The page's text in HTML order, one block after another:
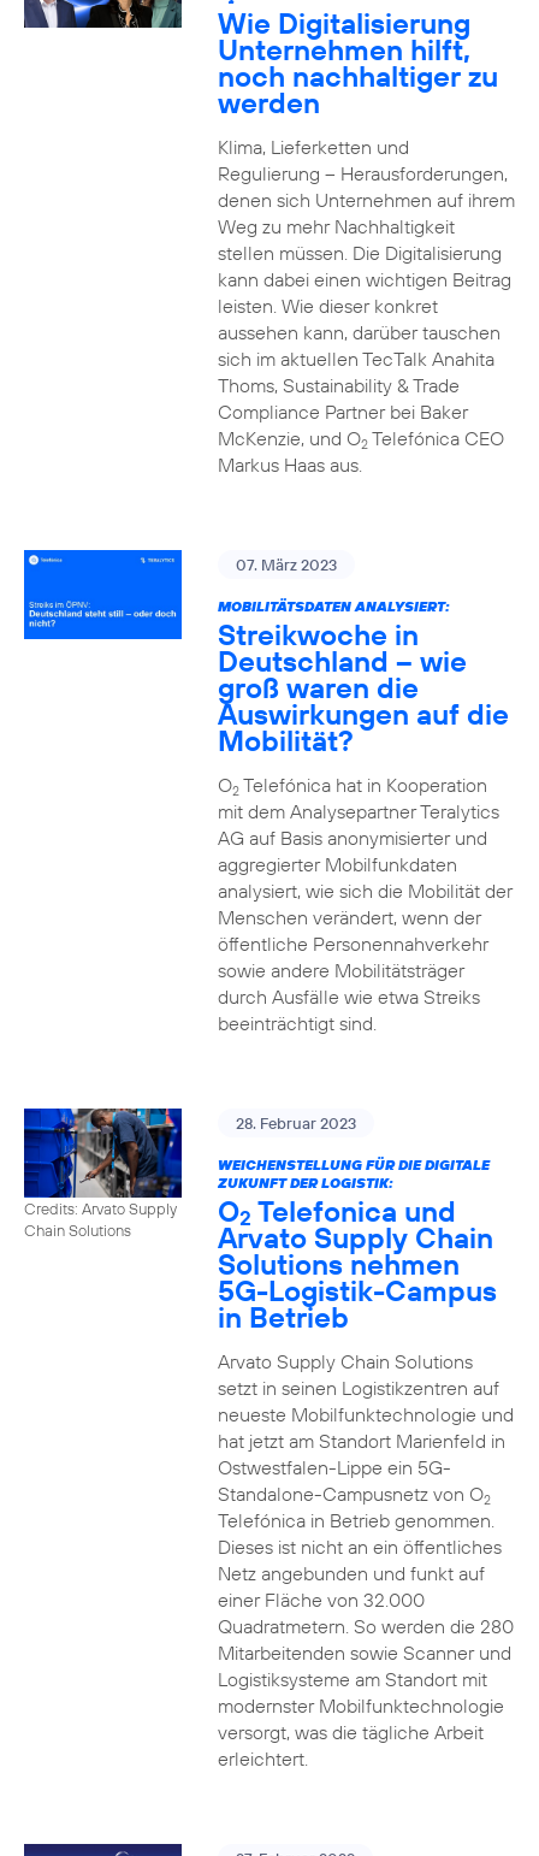
Wie Digitalisierung
Unternehmen hilft,
noch nachhaltiger zu
werden
Klima, Lieferketten und
Regulierung – Herausforderungen,
denen sich Unternehmen auf ihrem
Weg zu mehr Nachhaltigkeit
stellen müssen. Die Digitalisierung
kann dabei einen wichtigen Beitrag
leisten. Wie dieser konkret
aussehen kann, darüber tauschen
sich im aktuellen TecTalk Anahita
Thoms, Sustainability & Trade
Compliance Partner bei Baker
McKenzie, und O2Telefónica CEO
Markus Haas aus.
07. März 2023
MOBILITÄTSDATEN ANALYSIERT:
Streikwoche in
Deutschland – wie
groß waren die
Auswirkungen auf die
Mobilität?
O2Telefónica hat in Kooperation
mit dem Analysepartner Teralytics
AG auf Basis anonymisierter und
aggregierter Mobilfunkdaten
analysiert, wie sich die Mobilität der
Menschen verändert, wenn der
öffentliche Personennahverkehr
sowie andere Mobilitätsträger
durch Ausfälle wie etwa Streiks
beeinträchtigt sind.
Credits: Arvato Supply
Chain Solutions
28. Februar 2023
WEICHENSTELLUNG FÜR DIE DIGITALE
ZUKUNFT DER LOGISTIK:
O2 Telefonica und
Arvato Supply Chain
Solutions nehmen
5G-Logistik-Campus
in Betrieb
Arvato Supply Chain Solutions
setzt in seinen Logistikzentren auf
neueste Mobilfunktechnologie und
hat jetzt am Standort Marienfeld in
Ostwestfalen-Lippe ein 5G-
Standalone-Campusnetz von O2
Telefónica in Betrieb genommen.
Dieses ist nicht an ein öffentliches
Netz angebunden und funkt auf
einer Fläche von 32.000
Quadratmetern. So werden die 280
Mitarbeitenden sowie Scanner und
Logistiksysteme am Standort mit
modernster Mobilfunktechnologie
versorgt, was die tägliche Arbeit
erleichtert.